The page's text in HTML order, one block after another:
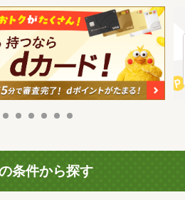
条件から探す